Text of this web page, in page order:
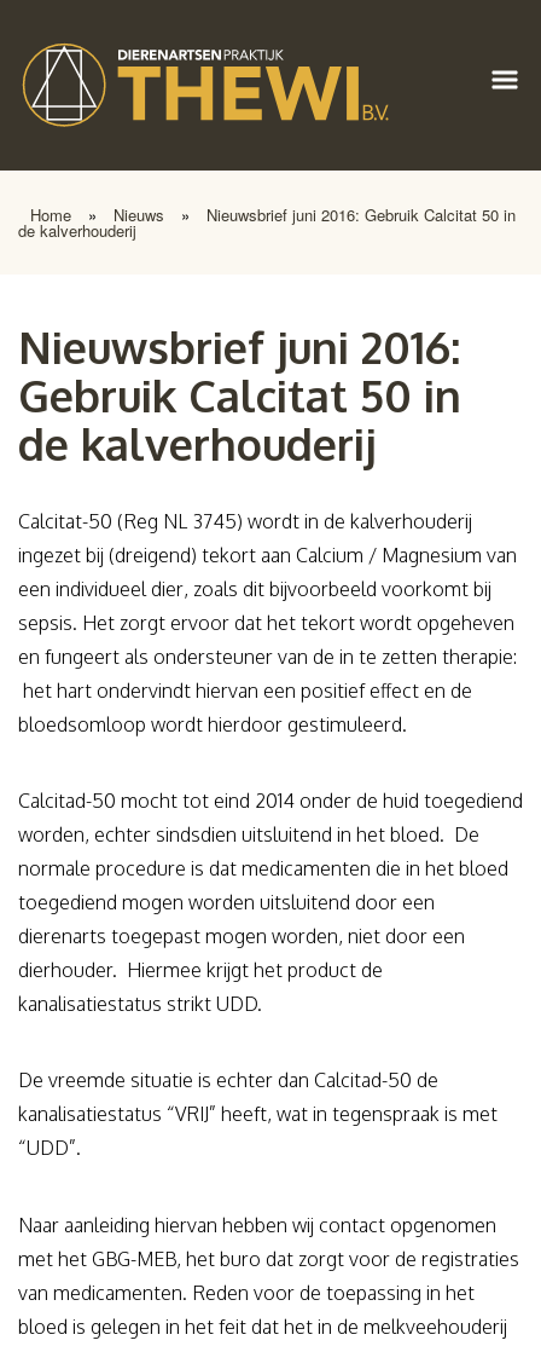
Home » Nieuws » Nieuwsbrief juni 2016: Gebruik Calcitat 50 in
de kalverhouderij
Nieuwsbrief juni 2016:
Gebruik Calcitat 50 in
de kalverhouderij
Calcitat-50 (Reg NL 3745) wordt in de kalverhouderij
ingezet bij (dreigend) tekort aan Calcium / Magnesium van
een individueel dier, zoals dit bijvoorbeeld voorkomt bij
sepsis. Het zorgt ervoor dat het tekort wordt opgeheven
en fungeert als ondersteuner van de in te zetten therapie:
het hart ondervindt hiervan een positief effect en de
bloedsomloop wordt hierdoor gestimuleerd.
Calcitad-50 mocht tot eind 2014 onder de huid toegediend
worden, echter sindsdien uitsluitend in het bloed. De
normale procedure is dat medicamenten die in het bloed
toegediend mogen worden uitsluitend door een
dierenarts toegepast mogen worden, niet door een
dierhouder. Hiermee krijgt het product de
kanalisatiestatus strikt UDD.
De vreemde situatie is echter dan Calcitad-50 de
kanalisatiestatus “VRIJ” heeft, wat in tegenspraak is met
“UDD”.
Naar aanleiding hiervan hebben wij contact opgenomen
met het GBG-MEB, het buro dat zorgt voor de registraties
van medicamenten. Reden voor de toepassing in het
bloed is gelegen in het feit dat het in de melkveehouderij